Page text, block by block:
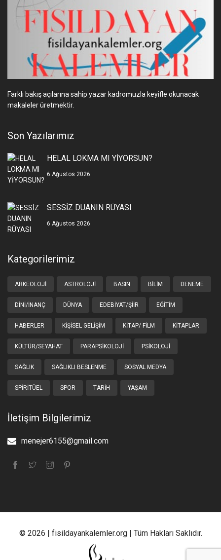
Farklı bakış açılarına sahip yazar kadromuzla keyifle okunacak
makaleler üretmektir.
Son Yazılarımız
HELAL LOKMA MI YİYORSUN?
6 Ağustos 2026
SESSİZ DUANIN RÜYASI
6 Ağustos 2026
Kategorilerimiz
ARKEOLOJI ASTROLOJI BASIN BILIM DENEME
DINI/İNANÇ DÜNYA EDEBIYAT/ŞIIR EĞITIM
HABERLER KIŞISEL GELIŞIM KITAP/ FILM KITAPLAR
KÜLTÜR/SEYAHAT PARAPSIKOLOJI PSIKOLOJI
SAĞLIK SAĞLIKLI BESLENME SOSYAL MEDYA
SPIRITÜEL SPOR TARIH YAŞAM
İletişim Bilgilerimiz
menejer6155@gmail.com
© 2026 | fisildayankalemler.org | Tüm Hakları Saklıdır.